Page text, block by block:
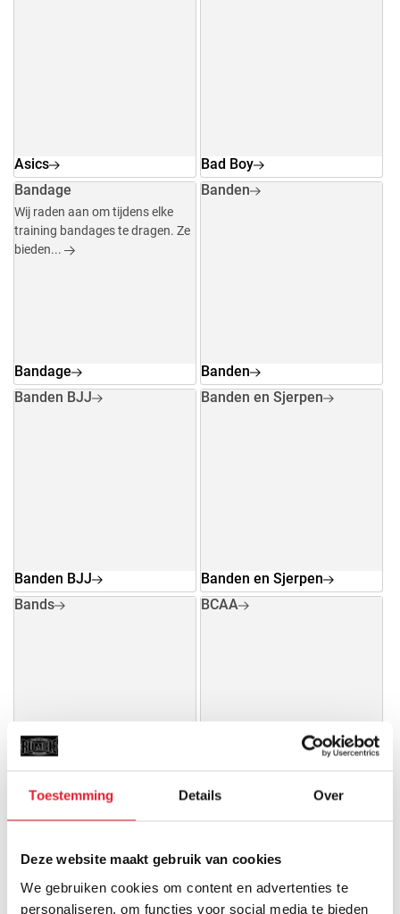
Toestemming Details Over
Deze website maakt gebruik van cookies
We gebruiken cookies om content en advertenties te
personaliseren, om functies voor social media te bieden
Asics
Bad Boy
Bandage
Wij raden aan om tijdens elke
training bandages te dragen. Ze
bieden...
Bandage
Banden
Banden
Banden BJJ
Banden BJJ
Banden en Sjerpen
Banden en Sjerpen
Bands
Bands
BCAA
BCAA
daarom vinden wij het erg